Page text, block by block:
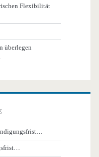
Flexibilität
überlegen